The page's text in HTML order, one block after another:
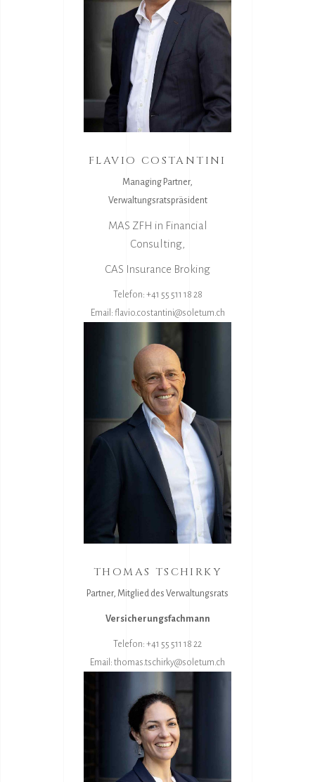
FLAVIO COSTANTINI
Managing Partner,
Verwaltungsratspräsident
MAS ZFH in Financial
Consulting,
CAS Insurance Broking
Telefon: +41 55 511 18 28
Email: flavio.costantini@soletum.ch
THOMAS TSCHIRKY
Partner, Mitglied des Verwaltungsrats
Versicherungsfachmann
Telefon: +41 55 511 18 22
Email: thomas.tschirky@soletum.ch